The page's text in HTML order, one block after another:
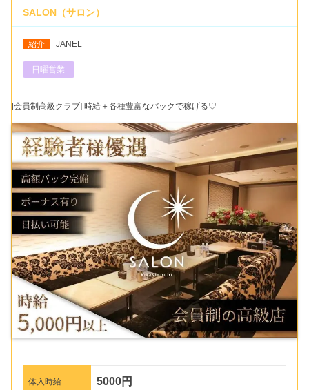
SALON（サロン）
紹介 JANEL
日曜営業
[会員制高級クラブ] 時給＋各種豊富なバックで稼げる♡
体入時給 5000円